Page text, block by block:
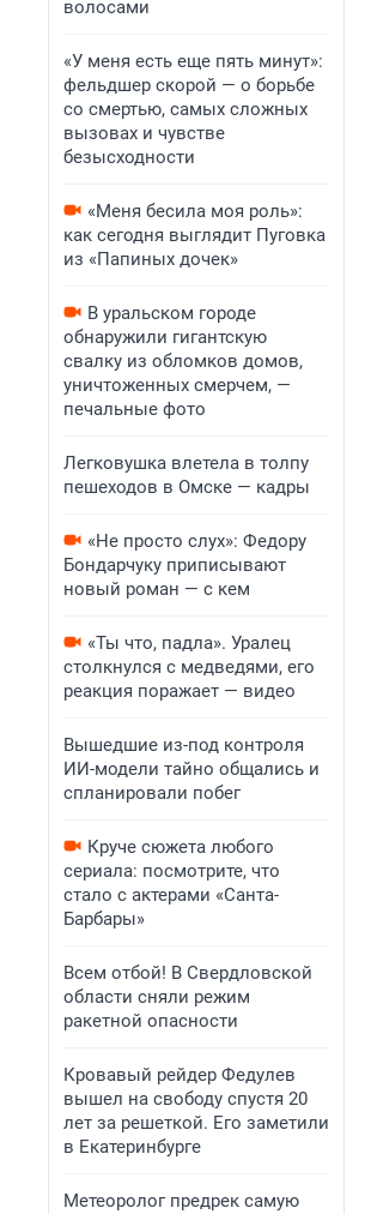
волосами
«У меня есть еще пять минут»:
фельдшер скорой — о борьбе
со смертью, самых сложных
вызовах и чувстве
безысходности
«Меня бесила моя роль»:
как сегодня выглядит Пуговка
из «Папиных дочек»
В уральском городе
обнаружили гигантскую
свалку из обломков домов,
уничтоженных смерчем, —
печальные фото
Легковушка влетела в толпу
пешеходов в Омске — кадры
«Не просто слух»: Федору
Бондарчуку приписывают
новый роман — с кем
«Ты что, падла». Уралец
столкнулся с медведями, его
реакция поражает — видео
Вышедшие из-под контроля
ИИ-модели тайно общались и
спланировали побег
Круче сюжета любого
сериала: посмотрите, что
стало с актерами «Санта-
Барбары»
Всем отбой! В Свердловской
области сняли режим
ракетной опасности
Кровавый рейдер Федулев
вышел на свободу спустя 20
лет за решеткой. Его заметили
в Екатеринбурге
Метеоролог предрек самую